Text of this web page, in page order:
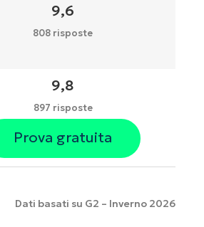
9,6
808 risposte
9,8
897 risposte
Prova gratuita
Dati basati su G2 – Inverno 2026